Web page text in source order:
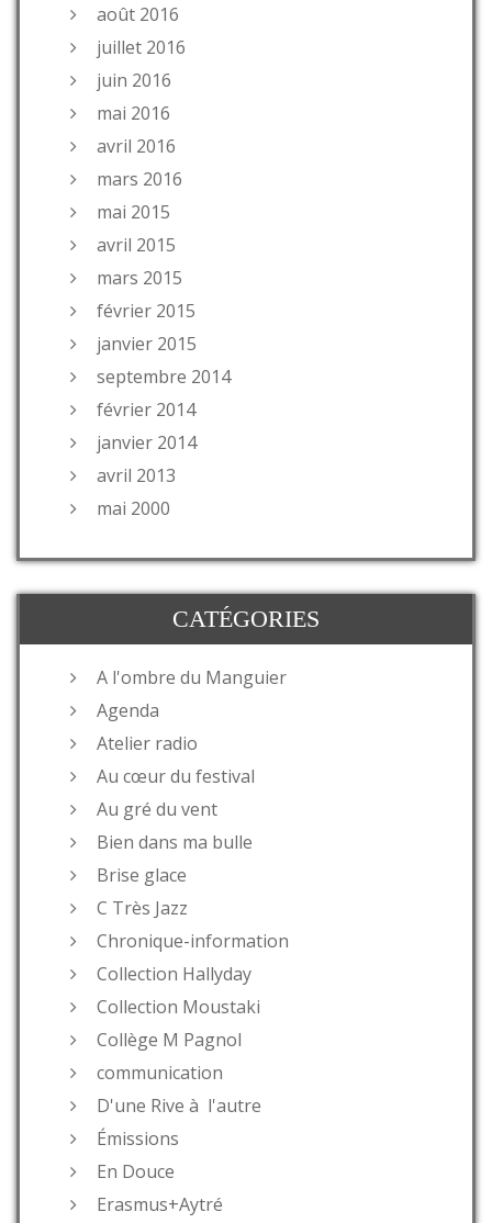
août 2016
juillet 2016
juin 2016
mai 2016
avril 2016
mars 2016
mai 2015
avril 2015
mars 2015
février 2015
janvier 2015
septembre 2014
février 2014
janvier 2014
avril 2013
mai 2000
CATÉGORIES
A l'ombre du Manguier
Agenda
Atelier radio
Au cœur du festival
Au gré du vent
Bien dans ma bulle
Brise glace
C Très Jazz
Chronique-information
Collection Hallyday
Collection Moustaki
Collège M Pagnol
communication
D'une Rive à l'autre
Émissions
En Douce
Erasmus+Aytré